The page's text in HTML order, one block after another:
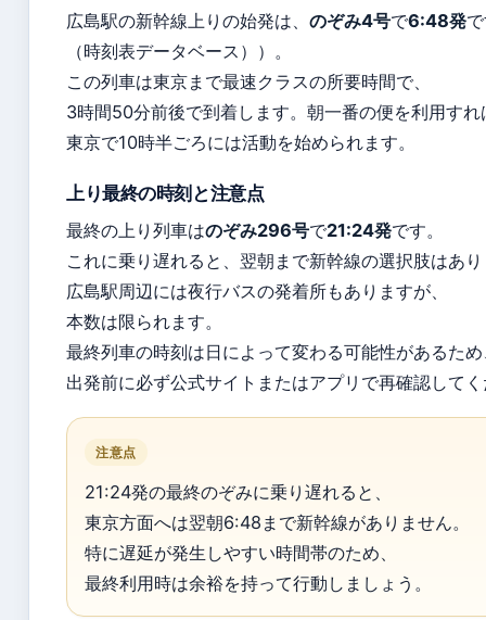
広島駅の新幹線上りの始発は、 のぞみ4号で6:48発
（時刻表データベース））。
この列車は東京まで最速クラスの所要時間で、
3時間50分前後で到着します。朝一番の便を利用すれ
東京で10時半ごろには活動を始められます。
上り最終の時刻と注意点
最終の上り列車はのぞみ296号で21:24発です。
これに乗り遅れると、翌朝まで新幹線の選択肢はあ
広島駅周辺には夜行バスの発着所もありますが、
本数は限られます。
最終列車の時刻は日によって変わる可能性があるた
出発前に必ず公式サイトまたはアプリで再確認して
注意点
21:24発の最終のぞみに乗り遅れると、
東京方面へは翌朝6:48まで新幹線がありません。
特に遅延が発生しやすい時間帯のため、
最終利用時は余裕を持って行動しましょう。